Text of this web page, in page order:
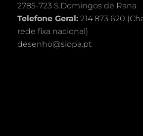
2785-723 S.Domingos de Rana
Telefone Geral: 214 873 620
rede fixa nacional)
desenho@siopa.pt